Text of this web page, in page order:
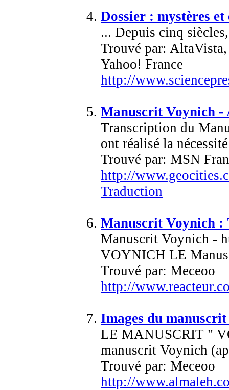
Dossier : mystères et
... Depuis cinq
Trouvé par:
Yahoo! France
http://
Manuscrit Voynich -
Transcription du
ont réalisé la
Trouvé par: MSN
http://
Traduction
Manuscrit Voynich :
Manuscrit Voynich -
VOYNICH LE
Trouvé par: Meceoo
http://
Images du
LE MANUSCRIT "
manuscrit Voynich
Trouvé par: Meceoo
http://